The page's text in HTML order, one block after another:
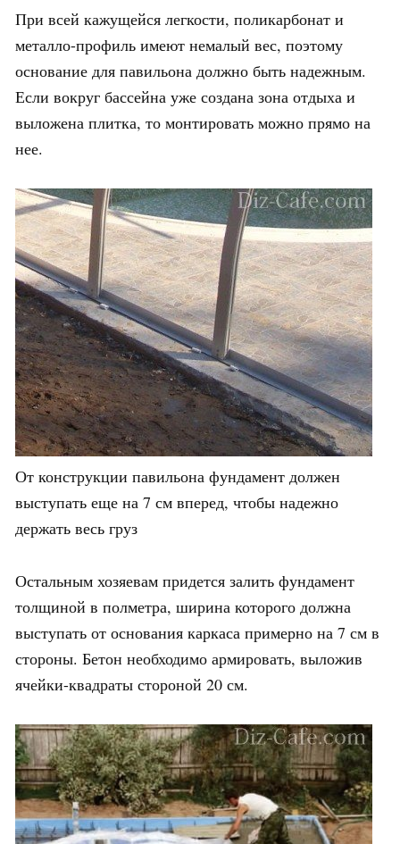
При всей кажущейся легкости, поликарбонат и
металло-профиль имеют немалый вес, поэтому
основание для павильона должно быть надежным.
Если вокруг бассейна уже создана зона отдыха и
выложена плитка, то монтировать можно прямо на
нее.
От конструкции павильона фундамент должен
выступать еще на 7 см вперед, чтобы надежно
держать весь груз
Остальным хозяевам придется залить фундамент
толщиной в полметра, ширина которого должна
выступать от основания каркаса примерно на 7 см в
стороны. Бетон необходимо армировать, выложив
ячейки-квадраты стороной 20 см.